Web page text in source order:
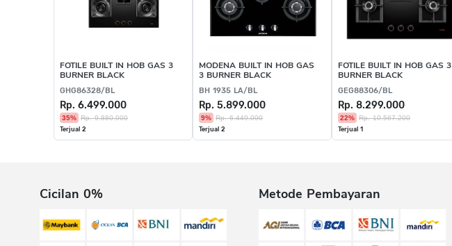
FOTILE BUILT IN HOB GAS 3
BURNER BLACK
GHG86328/BL
Rp. 6.499.000
35% Rp. 9.880.000
Terjual 2
MODENA BUILT IN HOB GAS
3 BURNER BLACK
BH 1935 LA/BL
Rp. 5.899.000
9% Rp. 6.449.000
Terjual 2
FOTILE BUILT IN HOB GAS 3
BURNER BLACK
GEG88306/BL
Rp. 8.299.000
22% Rp. 10.567.200
Terjual 1
Cicilan 0% Metode Pembayaran